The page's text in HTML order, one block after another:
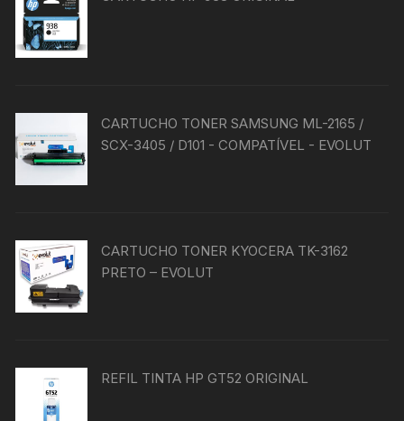
CARTUCHO TONER SAMSUNG ML-2165 /
SCX-3405 / D101 - COMPATÍVEL - EVOLUT
CARTUCHO TONER KYOCERA TK-3162
PRETO – EVOLUT
REFIL TINTA HP GT52 ORIGINAL